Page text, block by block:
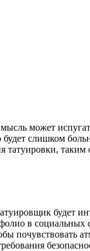
может
слишком
таким
будет
в социальных